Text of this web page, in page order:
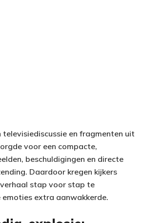
en fragmenten uit
voor een compacte,
beschuldigingen en directe
Daardoor kregen kijkers
stap voor stap te
extra aanwakkerde.